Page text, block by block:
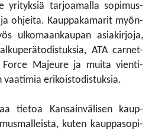
yrityksiä tarjoamalla sopimus­
ohjeita. Kauppakamarit myön­
ulkomaankaupan asiakirjoja,
ATA car­net-
Force Majeure ja muita vienti­
vaatimia erikoistodistuksia.
tietoa Kansainvälisen kaup­
kuten kauppasopi­